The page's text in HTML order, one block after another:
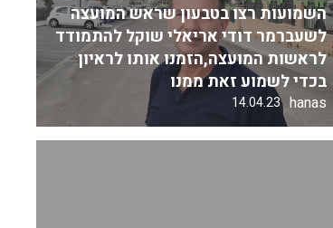
השמועות רצו בטבעון שראש המועצה
לשעברמר דודי אריאלי שוקל להתמודד
לראשות המועצה,הזמנו אותו לראיון
בכדי לשמוע זאת ממנו
hanas
14.04.23